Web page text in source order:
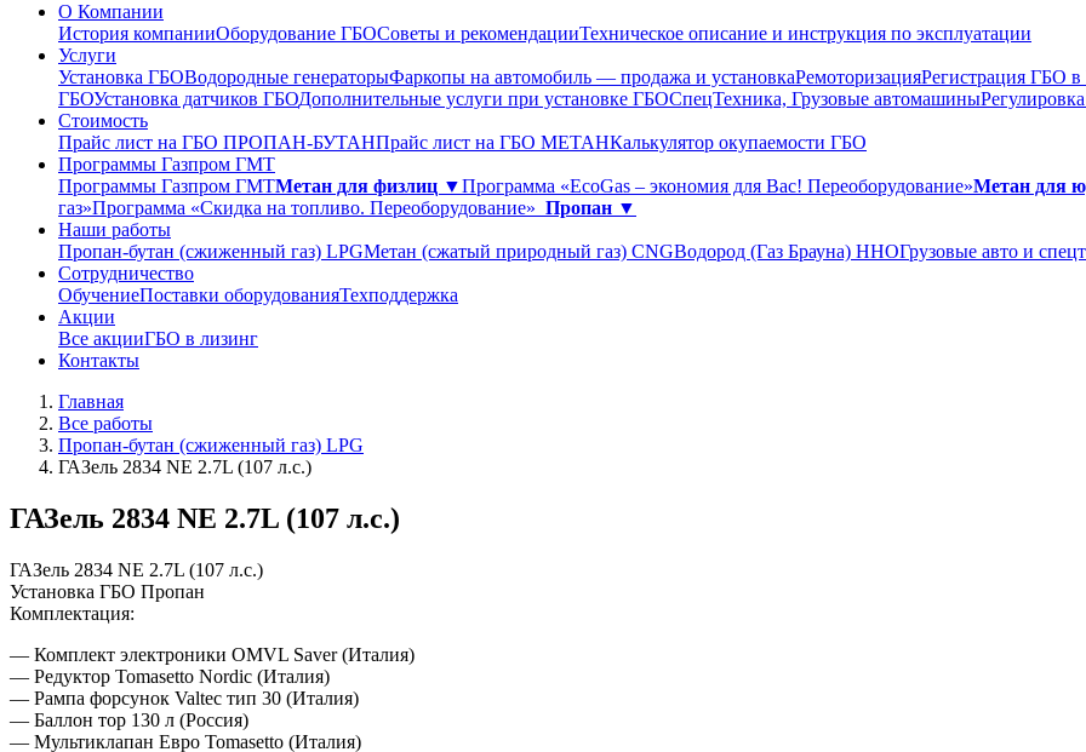
О Компании
История компанииОборудование ГБОСоветы и рекомендацииТехническое описание и инструкция по эксплуатации
Услуги
Установка ГБОВодородные генераторыФаркопы на автомобиль — продажа и установкаРемоторизацияРегистрация ГБО
ГБОУстановка датчиков ГБОДополнительные услуги при установке ГБОСпецТехника, Грузовые автомашины
Стоимость
Прайс лист на ГБО ПРОПАН-БУТАНПрайс лист на ГБО МЕТАНКалькулятор окупаемости ГБО
Программы Газпром ГМТ
Программы Газпром ГМТМетан для физлиц ▼Программа «EcoGas – экономия для Вас! Переоборудование»Метан для
газ»Программа «Скидка на топливо. Переоборудование» Пропан ▼
Наши работы
Пропан-бутан (сжиженный газ) LPGМетан (сжатый природный газ) CNGВодород (Газ Брауна) ННОГрузовые авто и
Сотрудничество
ОбучениеПоставки оборудованияТехподдержка
Акции
Все акцииГБО в лизинг
Контакты
Главная
Все работы
Пропан-бутан (сжиженный газ) LPG
ГАЗель 2834 NE 2.7L (107 л.с.)
ГАЗель 2834 NE 2.7L (107 л.с.)
ГАЗель 2834 NE 2.7L (107 л.с.)
Установка ГБО Пропан
Комплектация:
— Комплект электроники OMVL Saver (Италия)
— Редуктор Tomasetto Nordic (Италия)
— Рампа форсунок Valtec тип 30 (Италия)
— Баллон тор 130 л (Россия)
— Мультиклапан Евро Tomasetto (Италия)